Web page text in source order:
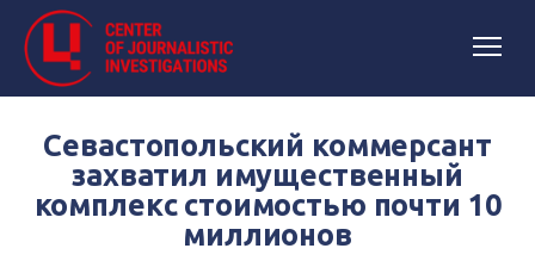
Севастопольский коммерсант
захватил имущественный
комплекс стоимостью почти 10
миллионов